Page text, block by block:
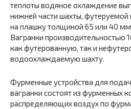
теплоты водяное охлаждение
нижней части шахты,
на плашку толщиной 65 или 40 мм
Вагранки производительностью
как футерованную, так и
водоохлаждаемую шахту.
Фурменные устройства для
вагранки состоят из фурменных
распределяющих воздух по